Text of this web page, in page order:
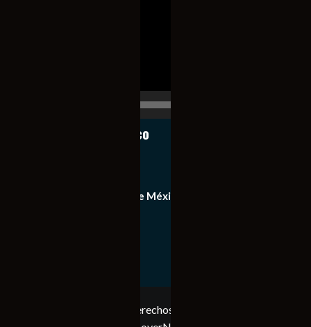
Notiexpress de México
Equipo de Notiexpress de México
Copyright © Todos los derechos reservados. Notiexpress